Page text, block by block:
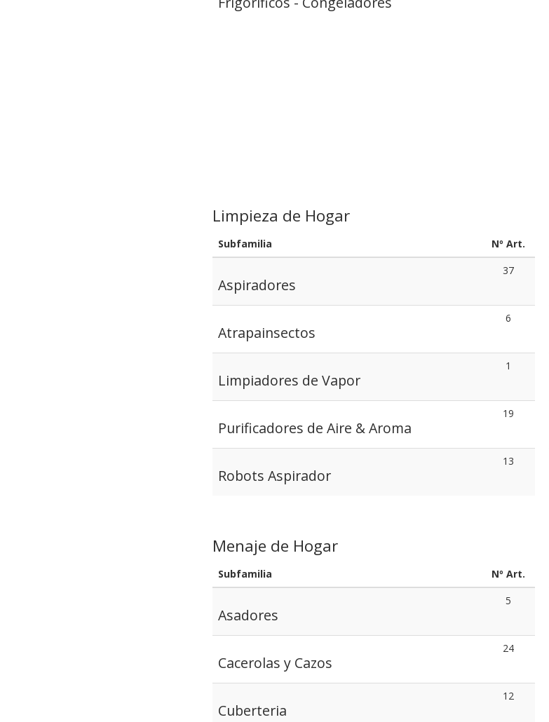
Limpieza de Hogar
Subfamilia Nº Art.
Aspiradores
37
Atrapainsectos
6
Limpiadores de Vapor
1
Purificadores de Aire & Aroma
19
Robots Aspirador
13
Menaje de Hogar
Subfamilia Nº Art.
Asadores
5
Cacerolas y Cazos
24
Cuberteria
12